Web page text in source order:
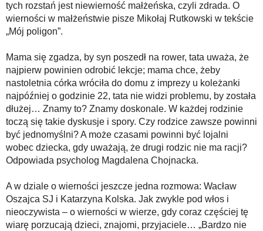
tych rozstań jest niewierność małżeńska, czyli zdrada. O
wierności w małżeństwie pisze Mikołaj Rutkowski w tekście
„Mój poligon”.
Mama się zgadza, by syn poszedł na rower, tata uważa, że
najpierw powinien odrobić lekcje; mama chce, żeby
nastoletnia córka wróciła do domu z imprezy u koleżanki
najpóźniej o godzinie 22, tata nie widzi problemu, by została
dłużej… Znamy to? Znamy doskonale. W każdej rodzinie
toczą się takie dyskusje i spory. Czy rodzice zawsze powinni
być jednomyślni? A może czasami powinni być lojalni
wobec dziecka, gdy uważają, że drugi rodzic nie ma racji?
Odpowiada psycholog Magdalena Chojnacka.
A w dziale o wierności jeszcze jedna rozmowa: Wacław
Oszajca SJ i Katarzyna Kolska. Jak zwykle pod włos i
nieoczywista – o wierności w wierze, gdy coraz częściej tę
wiarę porzucają dzieci, znajomi, przyjaciele… „Bardzo nie